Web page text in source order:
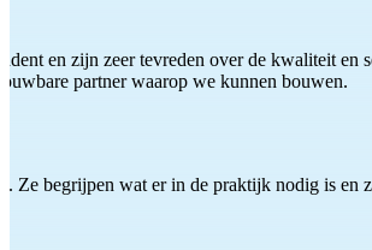
en zijn zeer tevreden over de kwaliteit
partner waarop we kunnen bouwen.
Ze begrijpen wat er in de praktijk nodig is en